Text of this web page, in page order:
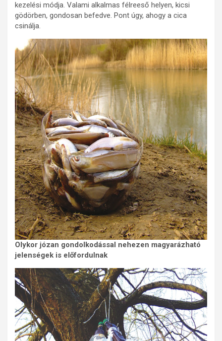
kezelési módja. Valami alkalmas félreeső helyen, kicsi
gödörben, gondosan befedve. Pont úgy, ahogy a cica
csinálja.
Olykor józan gondolkodással nehezen magyarázható
jelenségek is előfordulnak